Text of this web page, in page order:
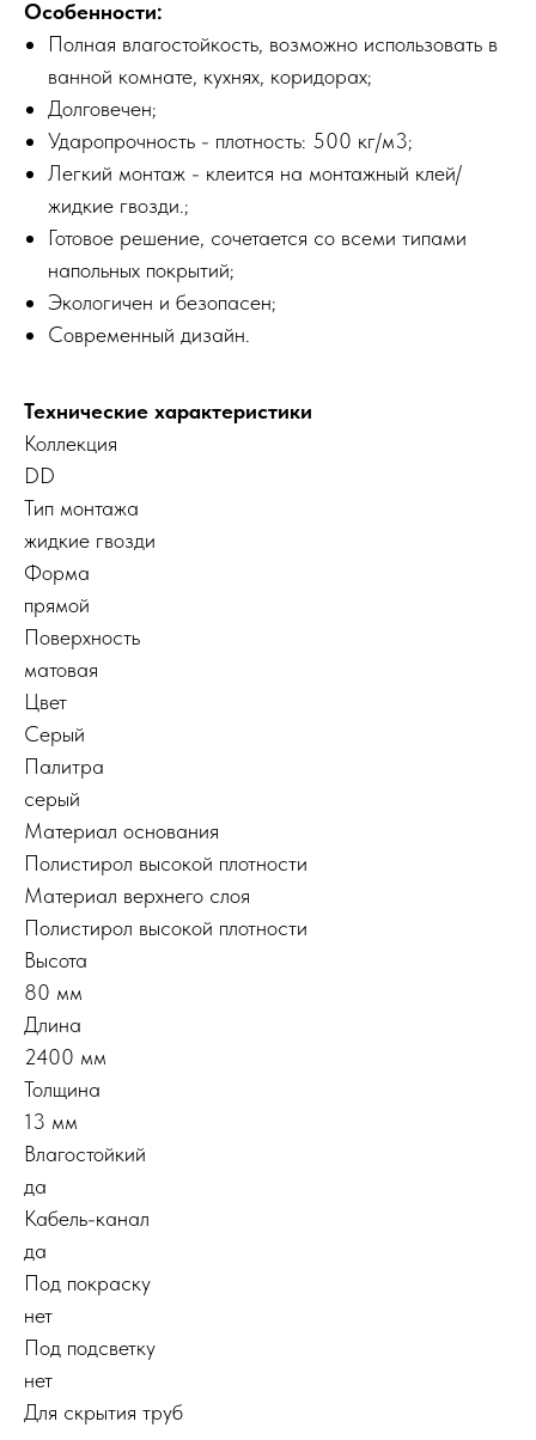
Особенности:
Полная влагостойкость, возможно использовать в
ванной комнате, кухнях, коридорах;
Долговечен;
Ударопрочность - плотность: 500 кг/м3;
Легкий монтаж - клеится на монтажный клей/
жидкие гвозди.;
Готовое решение, сочетается со всеми типами
напольных покрытий;
Экологичен и безопасен;
Современный дизайн.
Технические характеристики
Коллекция
DD
Тип монтажа
жидкие гвозди
Форма
прямой
Поверхность
матовая
Цвет
Серый
Палитра
серый
Материал основания
Полистирол высокой плотности
Материал верхнего слоя
Полистирол высокой плотности
Высота
80 мм
Длина
2400 мм
Толщина
13 мм
Влагостойкий
да
Кабель-канал
да
Под покраску
нет
Под подсветку
нет
Для скрытия труб